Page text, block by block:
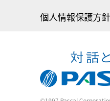
個人情報保護方針